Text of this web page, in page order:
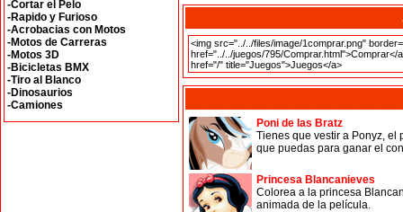
-Cortar el Pelo
-Rapido y Furioso
-Acrobacias con Motos
-Motos de Carreras
-Motos 3D
-Bicicletas BMX
-Tiro al Blanco
-Dinosaurios
-Camiones
Poni de las Bratz
Tienes que vestir a Ponyz, el
que puedas para ganar el
Princesa Blancanieves
Colorea a la princesa
animada de la película.